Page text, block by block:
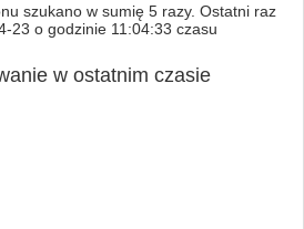
szukano w sumię 5 razy. Ostatni raz
23 o godzinie 11:04:33 czasu
w ostatnim czasie